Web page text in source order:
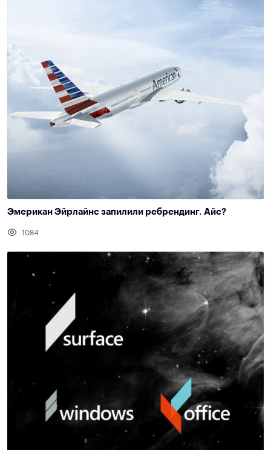
Эмерикан Эйрлайнс запилили ребрендинг. Айс?
1084